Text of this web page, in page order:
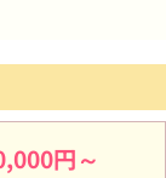
円～